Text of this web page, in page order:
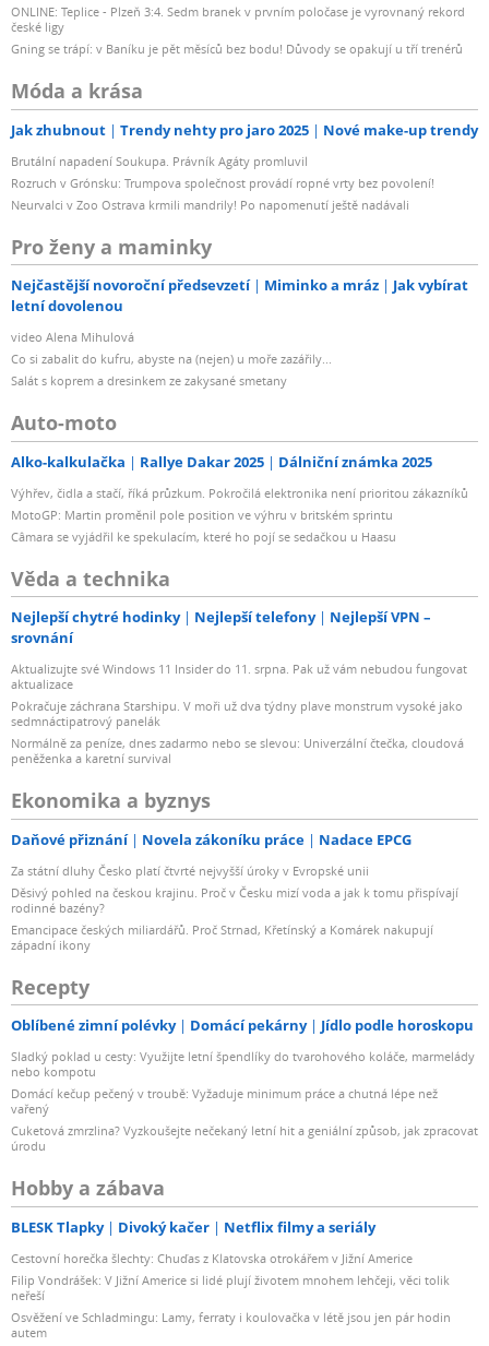
ONLINE: Teplice - Plzeň 3:4. Sedm branek v prvním poločase je vyrovnaný rekord
české ligy
Gning se trápí: v Baníku je pět měsíců bez bodu! Důvody se opakují u tří trenérů
Móda a krása
Jak zhubnout Trendy nehty pro jaro 2025 Nové make-up trendy
Brutální napadení Soukupa. Právník Agáty promluvil
Rozruch v Grónsku: Trumpova společnost provádí ropné vrty bez povolení!
Neurvalci v Zoo Ostrava krmili mandrily! Po napomenutí ještě nadávali
Pro ženy a maminky
Nejčastější novoroční předsevzetí Miminko a mráz
Jak vybírat
letní dovolenou
video Alena Mihulová
Co si zabalit do kufru, abyste na (nejen) u moře zazářily...
Salát s koprem a dresinkem ze zakysané smetany
Auto-moto
Alko-kalkulačka Rallye Dakar 2025 Dálniční známka 2025
Výhřev, čidla a stačí, říká průzkum. Pokročilá elektronika není prioritou zákazníků
MotoGP: Martin proměnil pole position ve výhru v britském sprintu
Câmara se vyjádřil ke spekulacím, které ho pojí se sedačkou u Haasu
Věda a technika
Nejlepší chytré hodinky Nejlepší telefony
Nejlepší VPN –
srovnání
Aktualizujte své Windows 11 Insider do 11. srpna. Pak už vám nebudou fungovat
aktualizace
Pokračuje záchrana Starshipu. V moři už dva týdny plave monstrum vysoké jako
sedmnáctipatrový panelák
Normálně za peníze, dnes zadarmo nebo se slevou: Univerzální čtečka, cloudová
peněženka a karetní survival
Ekonomika a byznys
Daňové přiznání Novela zákoníku práce Nadace EPCG
Za státní dluhy Česko platí čtvrté nejvyšší úroky v Evropské unii
Děsivý pohled na českou krajinu. Proč v Česku mizí voda a jak k tomu přispívají
rodinné bazény?
Emancipace českých miliardářů. Proč Strnad, Křetínský a Komárek nakupují
západní ikony
Recepty
Oblíbené zimní polévky Domácí pekárny Jídlo podle horoskopu
Sladký poklad u cesty: Využijte letní špendlíky do tvarohového koláče, marmelády
nebo kompotu
Domácí kečup pečený v troubě: Vyžaduje minimum práce a chutná lépe než
vařený
Cuketová zmrzlina? Vyzkoušejte nečekaný letní hit a geniální způsob, jak zpracovat
úrodu
Hobby a zábava
BLESK Tlapky Divoký kačer Netflix filmy a seriály
Cestovní horečka šlechty: Chuďas z Klatovska otrokářem v Jižní Americe
Filip Vondrášek: V Jižní Americe si lidé plují životem mnohem lehčeji, věci tolik
neřeší
Osvěžení ve Schladmingu: Lamy, ferraty i koulovačka v létě jsou jen pár hodin
autem